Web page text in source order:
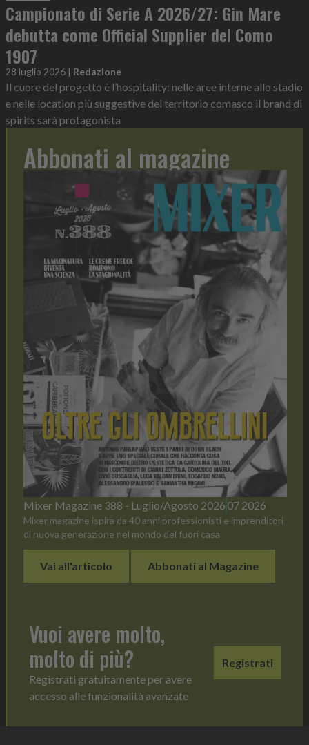
Campionato di Serie A 2026/27: Gin Mare
debutta come Official Supplier del Como
1907
28 luglio 2026 | Redazione
Il cuore del progetto è l’hospitality: nelle aree interne allo stadio
e nelle location più suggestive del territorio comasco il brand di
spirits sarà protagonista
Abbonati al magazine
Mixer Magazine 388 - Luglio/Agosto 2026 07 2026
Mixer magazine ispira da 40 anni professionisti e imprenditori
di nuova generazione nel mondo del fuori casa
Vai all'articolo Abbonati al Magazine
Vuoi avere molto,
molto di più?
Registrati gratuitamente per avere
accesso alle funzionalità avanzate
Registrati